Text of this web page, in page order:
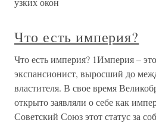
Что есть империя?
Что есть империя? 1Империя –
экспансионист, выросший до
властителя. В свое время
открыто заявляли о себе как
Советский Союз этот статус за